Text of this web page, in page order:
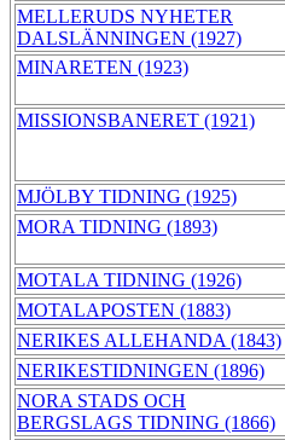
MELLERUDS NYHETER
DALSLÄNNINGEN (1927)
MINARETEN (1923)
MISSIONSBANERET (1921)
MJÖLBY TIDNING (1925)
MORA TIDNING (1893)
MOTALA TIDNING (1926)
MOTALAPOSTEN (1883)
NERIKES ALLEHANDA (1843)
NERIKESTIDNINGEN (1896)
NORA STADS OCH
BERGSLAGS TIDNING (1866)